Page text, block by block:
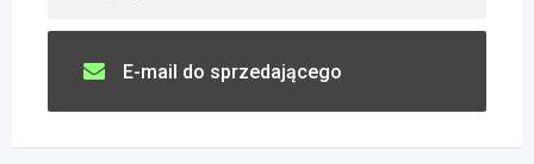
E-mail do sprzedającego